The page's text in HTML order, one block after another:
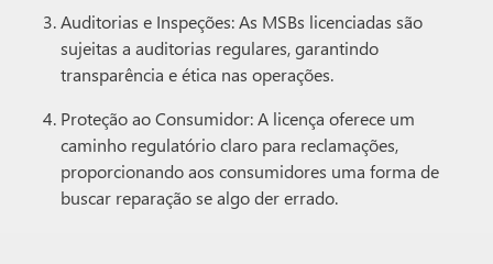
Auditorias e Inspeções: As MSBs licenciadas são
sujeitas a auditorias regulares, garantindo
transparência e ética nas operações.
Proteção ao Consumidor: A licença oferece um
caminho regulatório claro para reclamações,
proporcionando aos consumidores uma forma de
buscar reparação se algo der errado.